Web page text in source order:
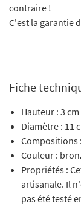
contraire !
C'est la garantie
Fiche
Hauteur : 3 cm
Diamètre : 11
Compositions
Couleur :
Propriétés :
artisanale. Il
pas été testé